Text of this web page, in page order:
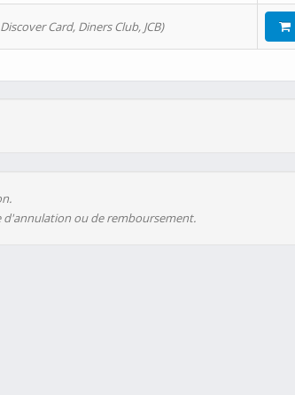
Card, Diners Club, JCB)
d'annulation ou de remboursement.